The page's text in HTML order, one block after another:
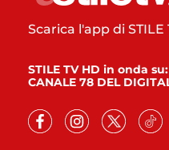
Scarica l'app di STILE
STILE TV HD in onda su:
CANALE 78 DEL